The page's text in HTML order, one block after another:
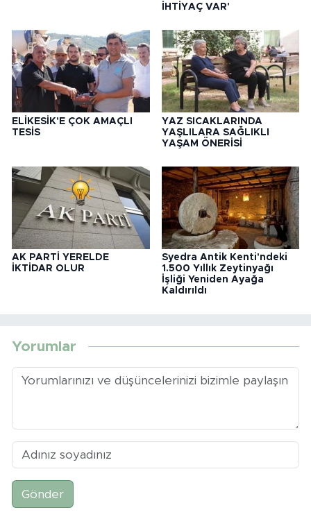
İHTİYAÇ VAR'
ELİKESİK'E ÇOK AMAÇLI
TESİS
YAZ SICAKLARINDA
YAŞLILARA SAĞLIKLI
YAŞAM ÖNERİSİ
AK PARTİ YERELDE
İKTİDAR OLUR
Syedra Antik Kenti'ndeki
1.500 Yıllık Zeytinyağı
İşliği Yeniden Ayağa
Kaldırıldı
Yorumlar
Gönder